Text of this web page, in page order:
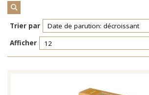
Éditeur
Réinitialiser les filtres
Trier par
Afficher